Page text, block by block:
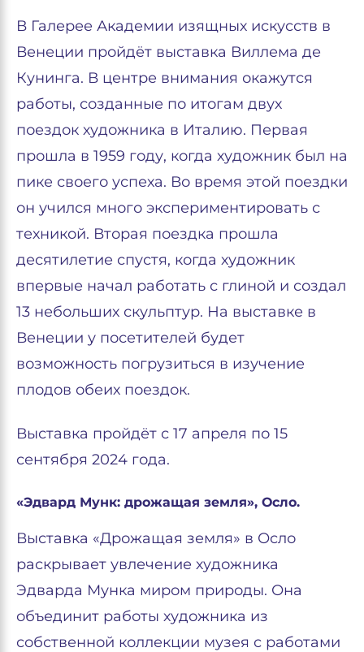
В Галерее Академии изящных искусств в
Венеции пройдёт выставка Виллема де
Кунинга. В центре внимания окажутся
работы, созданные по итогам двух
поездок художника в Италию. Первая
прошла в 1959 году, когда художник был на
пике своего успеха. Во время этой поездки
он учился много экспериментировать с
техникой. Вторая поездка прошла
десятилетие спустя, когда художник
впервые начал работать с глиной и создал
13 небольших скульптур. На выставке в
Венеции у посетителей будет
возможность погрузиться в изучение
плодов обеих поездок.
Выставка пройдёт с 17 апреля по 15
сентября 2024 года.
«Эдвард Мунк: дрожащая земля», Осло.
Выставка «Дрожащая земля» в Осло
раскрывает увлечение художника
Эдварда Мунка миром природы. Она
объединит работы художника из
собственной коллекции музея с работами